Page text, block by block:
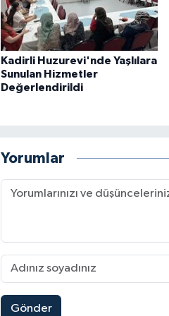
Kadirli Huzurevi'nde Yaşlılara
Sunulan Hizmetler
Değerlendirildi
Yorumlar
Gönder